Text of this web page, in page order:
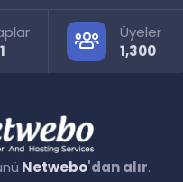
Üyeler
1,300
Netwebo'dan alır.